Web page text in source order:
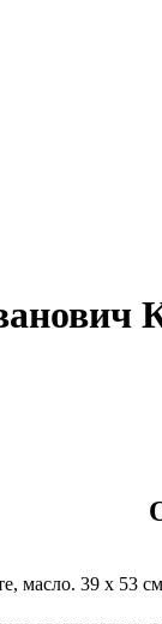
масло. 39 x 53 см